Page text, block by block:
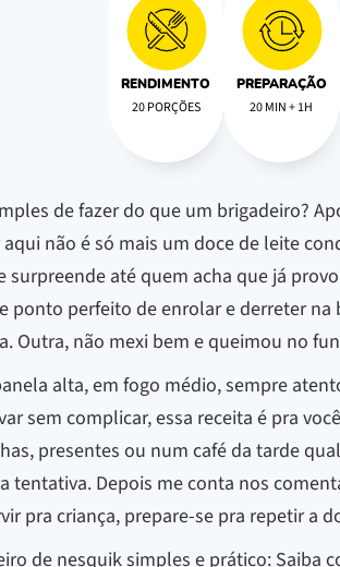
RENDIMENTO
20 PORÇÕES
PREPARAÇÃO
20 MIN + 1H
de fazer do que um brigadeiro?
não é só mais um doce de leite
surpreende até quem acha que já
ponto perfeito de enrolar e derreter
Outra, não mexi bem e queimou no
alta, em fogo médio, sempre
sem complicar, essa receita é pra
presentes ou num café da tarde
tentativa. Depois me conta nos
pra criança, prepare-se pra repetir a
de nesquik simples e prático: Saiba